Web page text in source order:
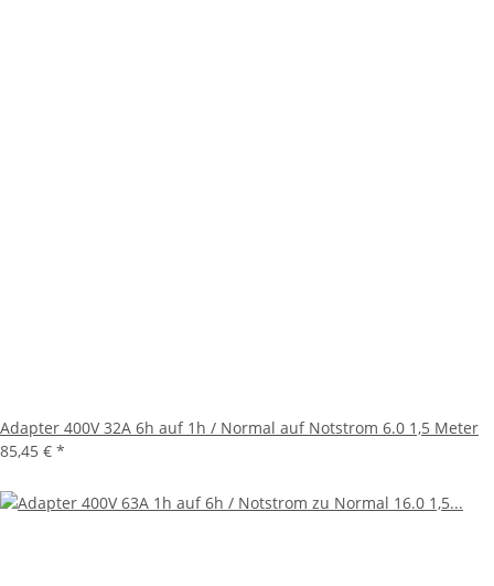
Adapter 400V 32A 6h auf 1h / Normal auf Notstrom 6.0 1,5 Meter
85,45 € *